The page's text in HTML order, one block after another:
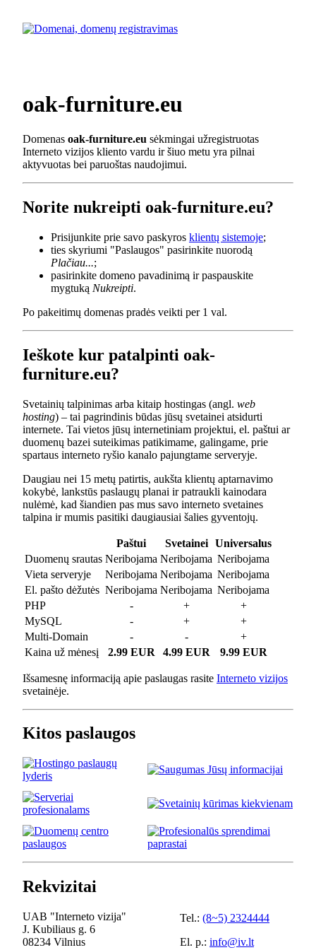
oak-furniture.eu
Domenas oak-furniture.eu sėkmingai užregistruotas
Interneto vizijos kliento vardu ir šiuo metu yra pilnai
aktyvuotas bei paruoštas naudojimui.
Norite nukreipti oak-furniture.eu?
Prisijunkite prie savo paskyros klientų sistemoje;
ties skyriumi "Paslaugos" pasirinkite nuorodą
Plačiau...;
pasirinkite domeno pavadinimą ir paspauskite
mygtuką Nukreipti.
Po pakeitimų domenas pradės veikti per 1 val.
Ieškote kur patalpinti oak-
furniture.eu?
Svetainių talpinimas arba kitaip hostingas (angl. web
hosting) – tai pagrindinis būdas jūsų svetainei atsidurti
internete. Tai vietos jūsų internetiniam projektui, el. paštui ar
duomenų bazei suteikimas patikimame, galingame, prie
spartaus interneto ryšio kanalo pajungtame serveryje.
Daugiau nei 15 metų patirtis, aukšta klientų aptarnavimo
kokybė, lankstūs paslaugų planai ir patraukli kainodara
nulėmė, kad šiandien pas mus savo interneto svetaines
talpina ir mumis pasitiki daugiausiai šalies gyventojų.
Paštui Svetainei
Universalus
Duomenų srautas Neribojama Neribojama Neribojama
Vieta serveryje
Neribojama Neribojama Neribojama
El. pašto dėžutės Neribojama Neribojama Neribojama
PHP
- +
+
MySQL
- +
+
Multi-Domain
- -
+
Kaina už mėnesį
2.99 EUR 4.99 EUR 9.99 EUR
Išsamesnę informaciją apie paslaugas rasite Interneto vizijos
svetainėje.
Kitos paslaugos
Rekvizitai
UAB "Interneto vizija"
J. Kubiliaus g. 6
08234 Vilnius
Tel.: (8~5) 2324444
El. p.: info@iv.lt